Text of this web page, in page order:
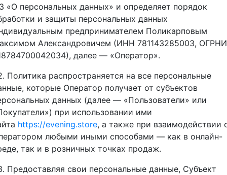
«О персональных данных» и определяет порядок
и защиты персональных данных
предпринимателем Поликарповым
Александровичем (ИНН 781143285003,
далее — «Оператор».
Политика распространяется на все персональные
которые Оператор получает от субъектов
данных (далее — «Пользователи» или
при использовании ими
https://evening.store, а также при взаимодействии
любыми иными способами — как в онлайн-
так и в розничных точках продаж.
Предоставляя свои персональные данные, Субъект